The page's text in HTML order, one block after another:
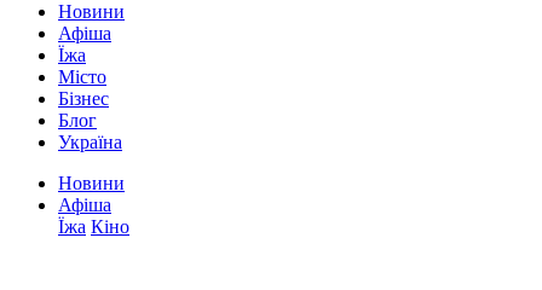
Новини
Афіша
Їжа
Місто
Бізнес
Блог
Україна
Новини
Афіша
Їжа Кіно